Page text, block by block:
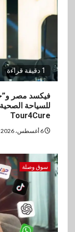
1 دقيقة قراءة
فيكسد مصر
للسياحة
Tour4Cure
سوق وصلة